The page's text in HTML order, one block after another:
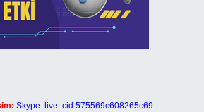
Skype: live:.cid.575569c608265c69